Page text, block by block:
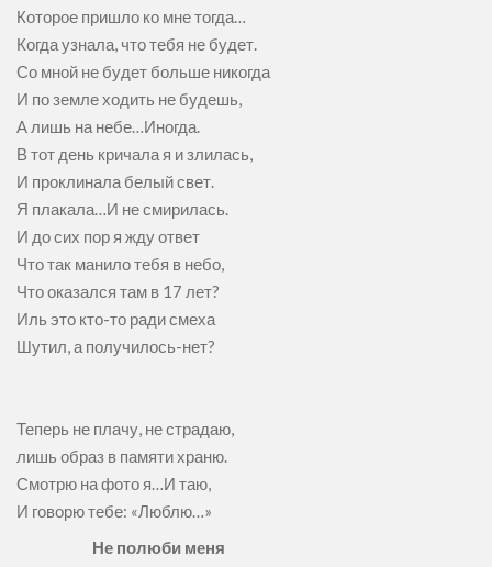
Которое пришло ко мне тогда…
Когда узнала, что тебя не будет.
Со мной не будет больше никогда
И по земле ходить не будешь,
А лишь на небе…Иногда.
В тот день кричала я и злилась,
И проклинала белый свет.
Я плакала…И не смирилась.
И до сих пор я жду ответ
Что так манило тебя в небо,
Что оказался там в 17 лет?
Иль это кто-то ради смеха
Шутил, а получилось-нет?
Теперь не плачу, не страдаю,
лишь образ в памяти храню.
Смотрю на фото я…И таю,
И говорю тебе: «Люблю…»
Не полюби меня